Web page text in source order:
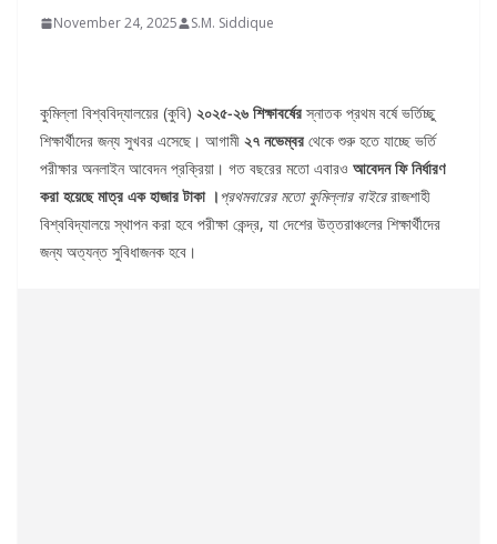
November 24, 2025 S.M. Siddique
কুমিল্লা বিশ্ববিদ্যালয়ের (কুবি) ২০২৫-২৬ শিক্ষাবর্ষেরস্নাতক প্রথম বর্ষে ভর্তিচ্ছু
শিক্ষার্থীদের জন্য সুখবর এসেছে। আগামী ২৭ নভেম্বর থেকে শুরু হতে যাচ্ছে ভর্তি
পরীক্ষার অনলাইন আবেদন প্রক্রিয়া। গত বছরের মতো এবারও আবেদন ফি নির্ধারণ
করা হয়েছে মাত্র এক হাজার টাকা ।প্রথমবারের মতো কুমিল্লার বাইরেরাজশাহী
বিশ্ববিদ্যালয়ে স্থাপন করা হবে পরীক্ষা কেন্দ্র, যা দেশের উত্তরাঞ্চলের শিক্ষার্থীদের
জন্য অত্যন্ত সুবিধাজনক হবে।